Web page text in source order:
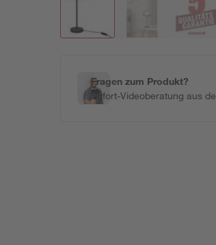
Fragen zum Produkt?
Sofort-Videoberatung aus